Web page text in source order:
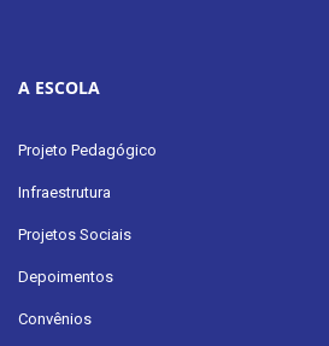
A ESCOLA
Projeto Pedagógico
Infraestrutura
Projetos Sociais
Depoimentos
Convênios